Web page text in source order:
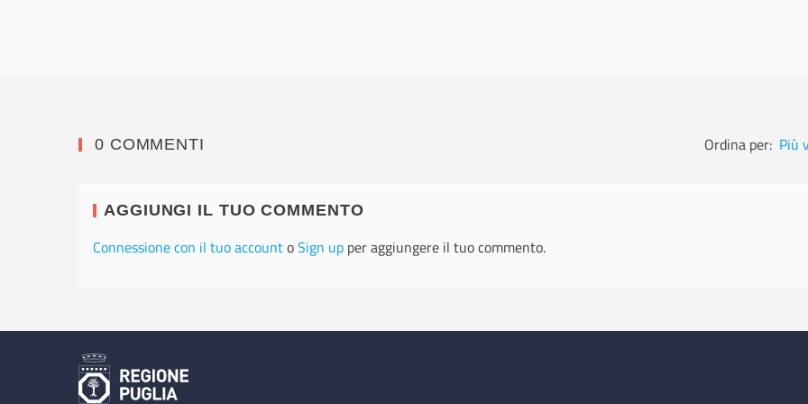
0 COMMENTI Ordina per: Più
AGGIUNGI IL TUO COMMENTO
Connessione con il tuo accountoSign up per aggiungere il tuo commento.